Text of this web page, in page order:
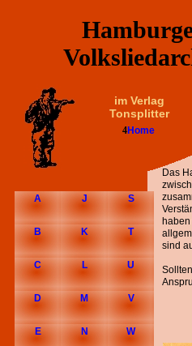
Das
sind
A J S
B K T
C L U
D M V
E N W
im Verlag
Tonsplitter
4Home